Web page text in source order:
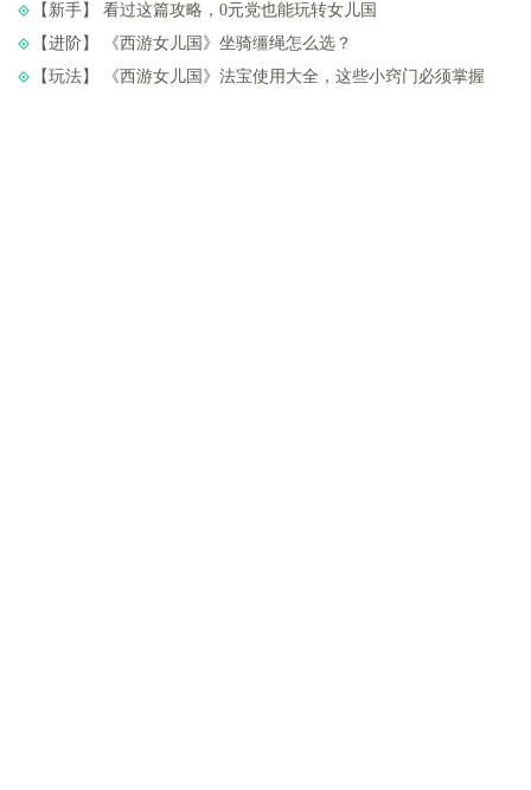
【新手】 ​看过这篇攻略，0元党也能玩转女儿国
【进阶】 ​《西游女儿国》坐骑缰绳怎么选？
【玩法】 ​《西游女儿国》法宝使用大全，这些小窍门必须掌握